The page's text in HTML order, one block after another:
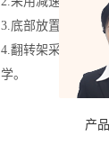
3.底部放置接油盘
4.翻转架采用了高
学。
产品